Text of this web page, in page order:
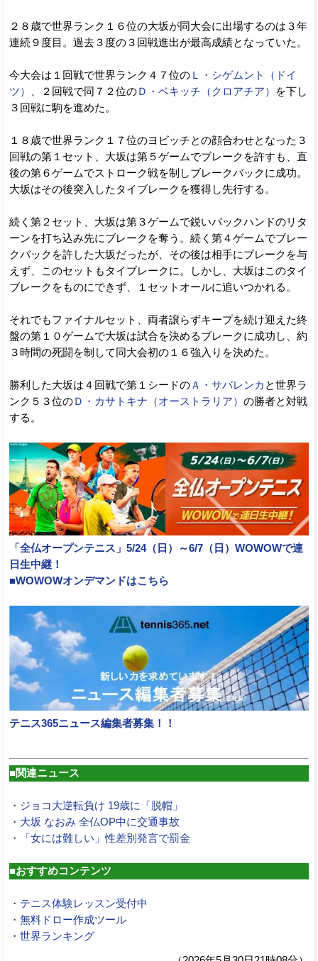
２８歳で世界ランク１６位の大坂が同大会に出場するのは３年
連続９度目。過去３度の３回戦進出が最高成績となっていた。
今大会は１回戦で世界ランク４７位の Ｌ・シゲムント（ドイ
ツ）
、２回戦で同７２位のＤ・ベキッチ（クロアチア）
を下し
３回戦に駒を進めた。
１８歳で世界ランク１７位のヨビッチとの顔合わせとなった３
回戦の第１セット、大坂は第５ゲームでブレークを許すも、直
後の第６ゲームでストローク戦を制しブレークバックに成功。
大坂はその後突入したタイブレークを獲得し先行する。
続く第２セット、大坂は第３ゲームで鋭いバックハンドのリタ
ーンを打ち込み先にブレークを奪う。続く第４ゲームでブレー
クバックを許した大坂だったが、その後は相手にブレークを与
えず、このセットもタイブレークに。しかし、大坂はこのタイ
ブレークをものにできず、１セットオールに追いつかれる。
それでもファイナルセット、両者譲らずキープを続け迎えた終
盤の第１０ゲームで大坂は試合を決めるブレークに成功し、約
３時間の死闘を制して同大会初の１６強入りを決めた。
勝利した大坂は４回戦で第１シードのＡ・サバレンカ と世界ラ
ンク５３位のＤ・カサトキナ（オーストラリア） の勝者と対戦
する。
「全仏オープンテニス」5/24（日）～6/7（日）WOWOWで連
日生中継！
■WOWOWオンデマンドはこちら
テニス365ニュース編集者募集！！
■関連ニュース
・ジョコ大逆転負け 19歳に「脱帽」
・大坂 なおみ 全仏OP中に交通事故
・「女には難しい」性差別発言で罰金
■おすすめコンテンツ
・テニス体験レッスン受付中
・無料ドロー作成ツール
・世界ランキング